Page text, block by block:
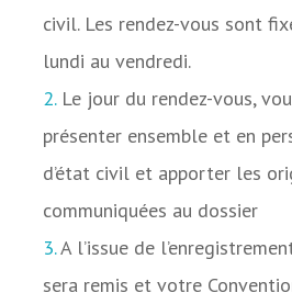
civil. Les rendez-vous sont
lundi au vendredi.
Le jour du rendez-vous,
présenter ensemble et en
d’état civil et apporter les
communiquées au dossier
A l’issue de
sera remis et votre